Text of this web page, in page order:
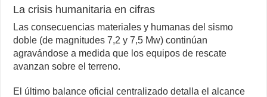
La crisis humanitaria en cifras
Las consecuencias materiales y humanas del sismo
doble (de magnitudes 7,2 y 7,5 Mw) continúan
agravándose a medida que los equipos de rescate
avanzan sobre el terreno.
El último balance oficial centralizado detalla el alcance